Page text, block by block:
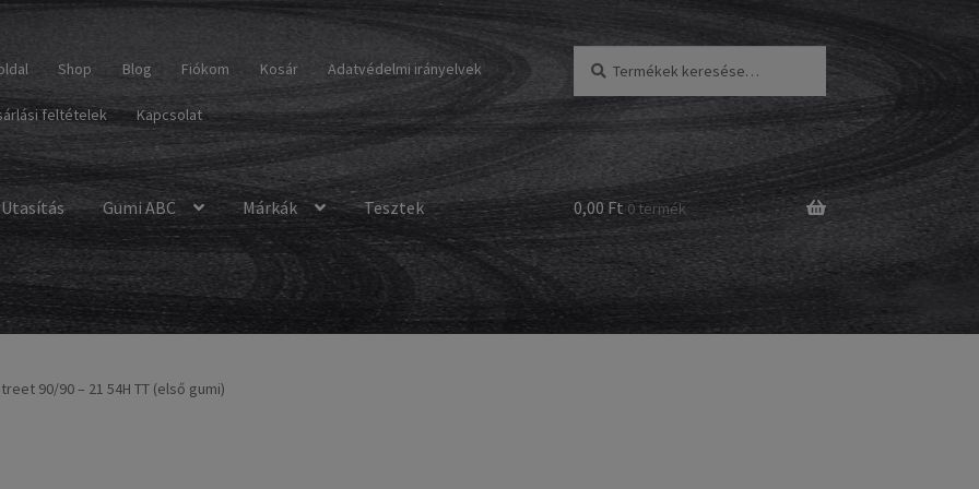
Shop Blog Fiókom Kosár Adatvédelmi irányelvek
feltételek Kapcsolat
következőre:
Utasítás Gumi ABC Márkák Tesztek 0,00 Ft 0 termék
90/90 – 21 54H TT (első gumi)